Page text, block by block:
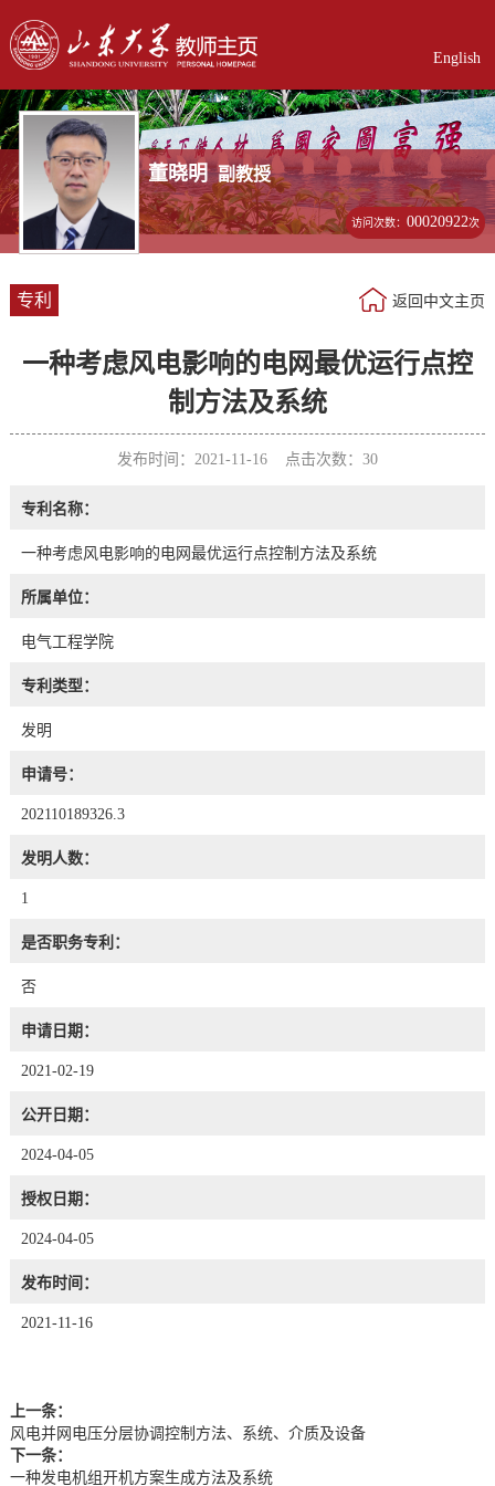
English
董晓明 副教授
访问次数：00020922次
专利 返回中文主页
一种考虑风电影响的电网最优运行点控
制方法及系统
发布时间：2021-11-16 点击次数： 30
专利名称：
一种考虑风电影响的电网最优运行点控制方法及系统
所属单位：
电气工程学院
专利类型：
发明
申请号：
202110189326.3
发明人数：
1
是否职务专利：
否
申请日期：
2021-02-19
公开日期：
2024-04-05
授权日期：
2024-04-05
发布时间：
2021-11-16
上一条：
风电并网电压分层协调控制方法、系统、介质及设备
下一条：
一种发电机组开机方案生成方法及系统